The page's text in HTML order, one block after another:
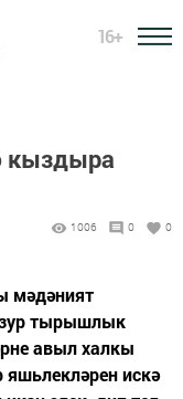
16+
кыздыра
1006 0 0
мәдәният
тырышлык
авыл халкы
яшьлекләрен искә